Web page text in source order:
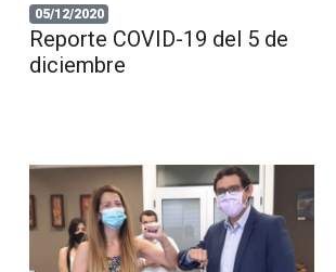
05/12/2020
Reporte COVID-19 del 5 de
diciembre